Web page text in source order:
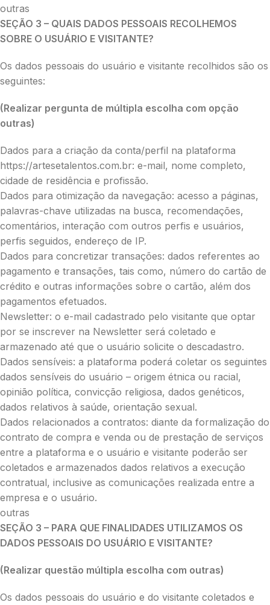
outras
SEÇÃO 3 – QUAIS DADOS PESSOAIS RECOLHEMOS
SOBRE O USUÁRIO E VISITANTE?
Os dados pessoais do usuário e visitante recolhidos são os
seguintes:
(Realizar pergunta de múltipla escolha com opção
outras)
Dados para a criação da conta/perfil na plataforma
https://artesetalentos.com.br: e-mail, nome completo,
cidade de residência e profissão.
Dados para otimização da navegação: acesso a páginas,
palavras-chave utilizadas na busca, recomendações,
comentários, interação com outros perfis e usuários,
perfis seguidos, endereço de IP.
Dados para concretizar transações: dados referentes ao
pagamento e transações, tais como, número do cartão de
crédito e outras informações sobre o cartão, além dos
pagamentos efetuados.
Newsletter: o e-mail cadastrado pelo visitante que optar
por se inscrever na Newsletter será coletado e
armazenado até que o usuário solicite o descadastro.
Dados sensíveis: a plataforma poderá coletar os seguintes
dados sensíveis do usuário – origem étnica ou racial,
opinião política, convicção religiosa, dados genéticos,
dados relativos à saúde, orientação sexual.
Dados relacionados a contratos: diante da formalização do
contrato de compra e venda ou de prestação de serviços
entre a plataforma e o usuário e visitante poderão ser
coletados e armazenados dados relativos a execução
contratual, inclusive as comunicações realizada entre a
empresa e o usuário.
outras
SEÇÃO 3 – PARA QUE FINALIDADES UTILIZAMOS OS
DADOS PESSOAIS DO USUÁRIO E VISITANTE?
(Realizar questão múltipla escolha com outras)
Os dados pessoais do usuário e do visitante coletados e